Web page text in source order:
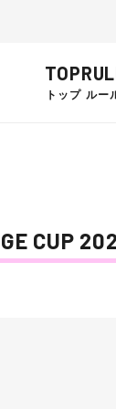
TOP
トップ ルー
CUP